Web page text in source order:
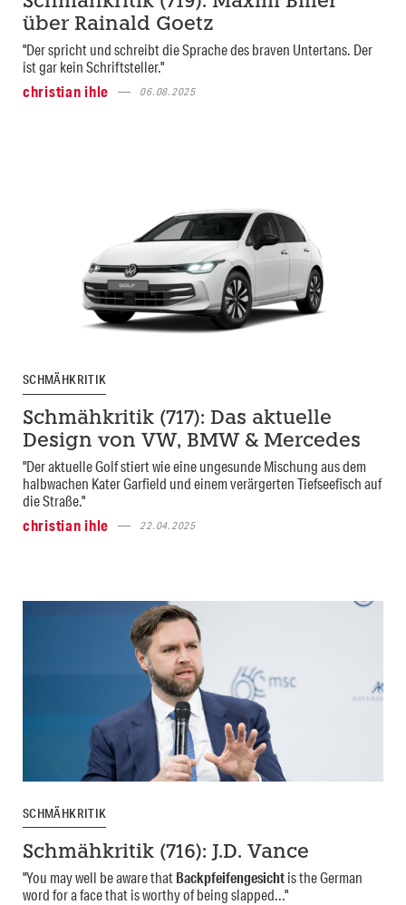
über Rainald Goetz
"Der spricht und schreibt die Sprache des braven Untertans. Der
ist gar kein Schriftsteller."
christian ihle
06.08.2025
SCHMÄHKRITIK
Schmähkritik (717): Das aktuelle
Design von VW, BMW & Mercedes
"Der aktuelle Golf stiert wie eine ungesunde Mischung aus dem
halbwachen Kater Garfield und einem verärgerten Tiefseefisch auf
die Straße."
christian ihle
22.04.2025
SCHMÄHKRITIK
Schmähkritik (716): J.D. Vance
"You may well be aware thatBackpfeifengesichtis the German
word for a face that is worthy of being slapped..."